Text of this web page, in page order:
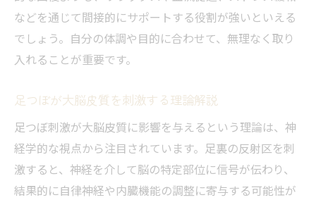
などを通じて間接的にサポートする役割が強いといえる
でしょう。自分の体調や目的に合わせて、無理なく取り
入れることが重要です。
足つぼが大脳皮質を刺激する理論解説
足つぼ刺激が大脳皮質に影響を与えるという理論は、神
経学的な視点から注目されています。足裏の反射区を刺
激すると、神経を介して脳の特定部位に信号が伝わり、
結果的に自律神経や内臓機能の調整に寄与する可能性が